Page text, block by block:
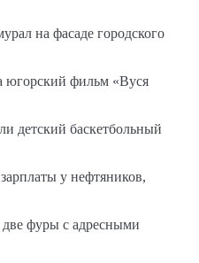
на фасаде городского
югорский фильм «Вуся
детский баскетбольный
у нефтяников,
фуры с адресными